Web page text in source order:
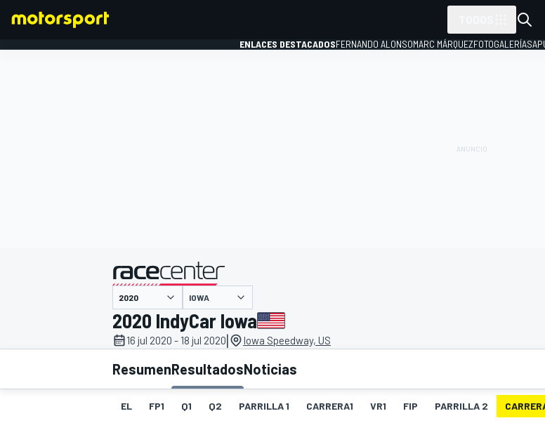
INDYCAR WRC
ENLACES DESTACADOSFERNANDO ALONSOMARC MÁRQUEZFOTOGALERÍAS
presentado por
IOWA
2020 IndyCar Iowa
16 jul 2020 - 18 jul 2020| Iowa Speedway, US
ResumenResultadosNoticias
EL FP1 Q1 Q2 PARRILLA 1 CARRERA1 VR1 FIP PARRILLA 2